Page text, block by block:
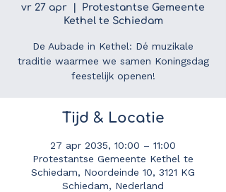
vr 27 apr
Protestantse Gemeente
Kethel te Schiedam
De Aubade in Kethel: Dé muzikale
traditie waarmee we samen Koningsdag
feestelijk openen!
Tijd & Locatie
27 apr 2035, 10:00 – 11:00
Protestantse Gemeente Kethel te
Schiedam, Noordeinde 10, 3121 KG
Schiedam, Nederland